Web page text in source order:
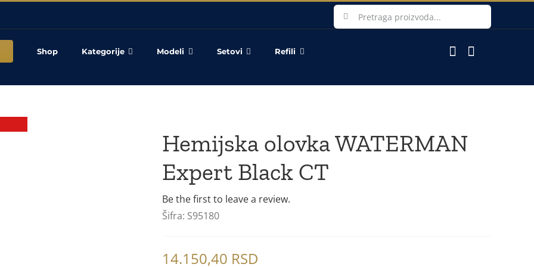
Search
for:
Shop Kategorije Modeli Setovi Refili
Hemijska olovka WATERMAN
Expert Black CT
Be the first to leave a review.
Šifra: S95180
14.150,40 RSD